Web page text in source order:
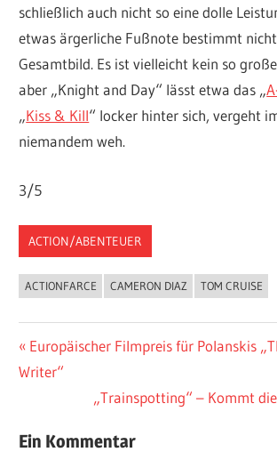
schließlich auch nicht so eine dolle
etwas ärgerliche Fußnote bestimmt
Gesamtbild. Es ist vielleicht kein so
aber „Knight and Day“ lässt etwa das „
„Kiss & Kill“ locker hinter sich, vergeht
niemandem weh.
3/5
ACTION/ABENTEUER
ACTIONFARCE CAMERON DIAZ TOM CRUISE
Beitragsnavigation
Vorheriger
Beitrag:
Europäischer Filmpreis für Polanskis
Writer“
Nächster
„Trainspotting“ – Kommt
Ein Kommentar